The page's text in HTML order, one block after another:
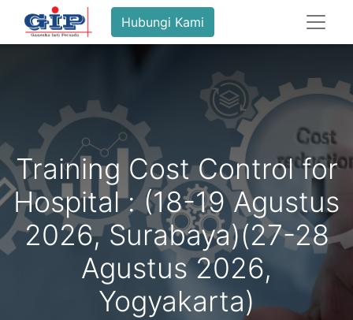
Hubungi Kami
Training Cost Control for
Hospital : (18-19 Agustus
2026, Surabaya)(27-28
Agustus 2026,
Yogyakarta)